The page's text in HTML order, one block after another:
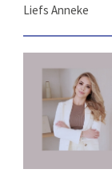
Liefs Anneke